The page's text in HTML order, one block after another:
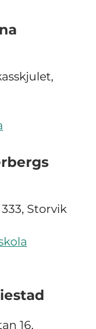
Storvik
16,